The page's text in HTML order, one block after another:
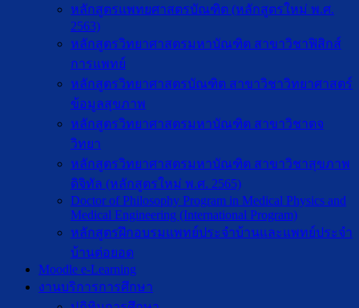
หลักสูตรแพทยศาสตรบัณฑิต (หลักสูตรใหม่ พ.ศ.
2563)
หลักสูตรวิทยาศาสตรมหาบัณฑิต สาขาวิชาฟิสิกส์
การแพทย์
หลักสูตรวิทยาศาสตรบัณฑิต สาขาวิชาวิทยาศาสตร์
ข้อมูลสุขภาพ
หลักสูตรวิทยาศาสตรมหาบัณฑิต สาขาวิชาตจ
วิทยา
หลักสูตรวิทยาศาสตรมหาบัณฑิต สาขาวิชาสุขภาพ
ดิจิทัล (หลักสูตรใหม่ พ.ศ. 2565)
Doctor of Philosophy Program in Medical Physics and
Medical Engineering (International Program)
หลักสูตรฝึกอบรมแพทย์ประจำบ้านและแพทย์ประจำ
บ้านต่อยอด
Moodle e-Learning
งานบริการการศึกษา